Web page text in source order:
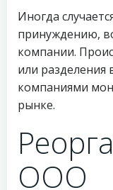
Иногда
принуждению,
компании.
или разделения
компаниями
рынке.
ООО